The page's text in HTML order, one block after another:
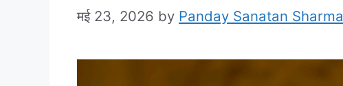
मई 23, 2026 by Panday Sanatan Sharma